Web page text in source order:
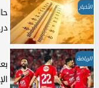
الأخبار
الرياضة